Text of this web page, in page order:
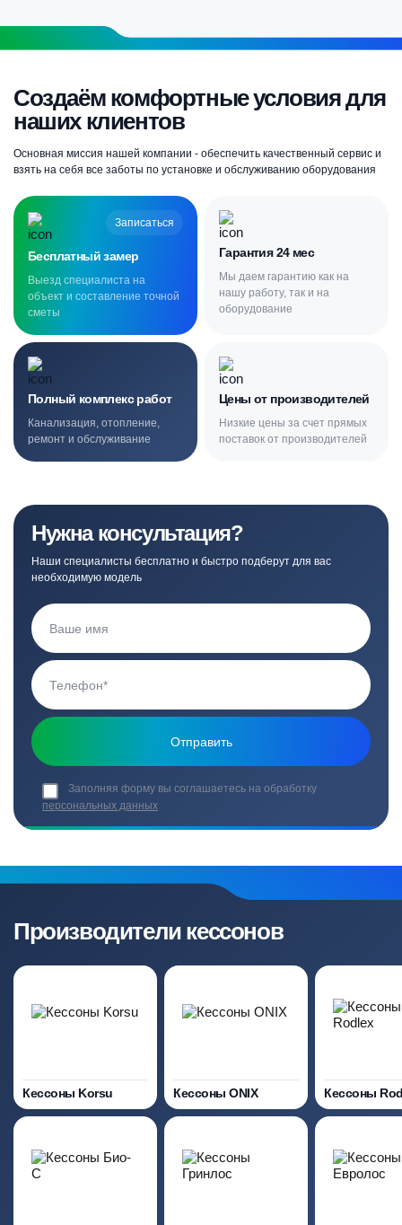
Создаём комфортные условия для
наших клиентов
Основная миссия нашей компании - обеспечить качественный сервис и
взять на себя все заботы по установке и обслуживанию оборудования
Записаться
Бесплатный замер
Выезд специалиста на
объект и составление точной
сметы
Гарантия 24 мес
Мы даем гарантию как на
нашу работу, так и на
оборудование
Полный комплекс работ
Канализация, отопление,
ремонт и обслуживание
Цены от производителей
Низкие цены за счет прямых
поставок от производителей
Нужна консультация?
Наши специалисты бесплатно и быстро подберут для вас
необходимую модель
Заполняя форму вы соглашаетесь на обработку
персональных данных
Производители кессонов
Кессоны Korsu Кессоны ONIX Кессоны